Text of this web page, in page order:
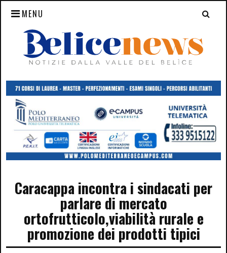
MENU
Caracappa incontra i sindacati per
parlare di mercato
ortofrutticolo,viabilità rurale e
promozione dei prodotti tipici